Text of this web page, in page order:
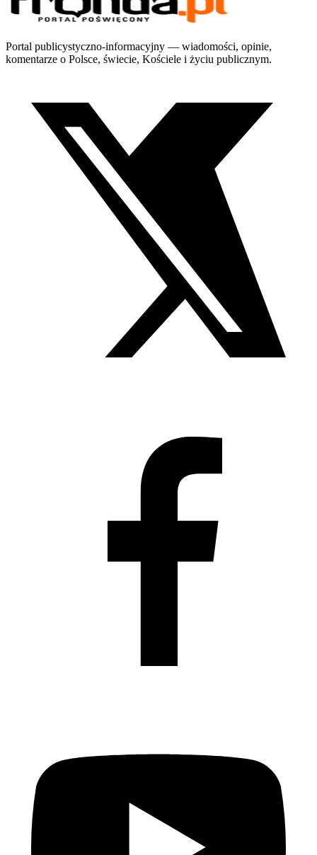
Portal publicystyczno-informacyjny — wiadomości, opinie,
komentarze o Polsce, świecie, Kościele i życiu publicznym.